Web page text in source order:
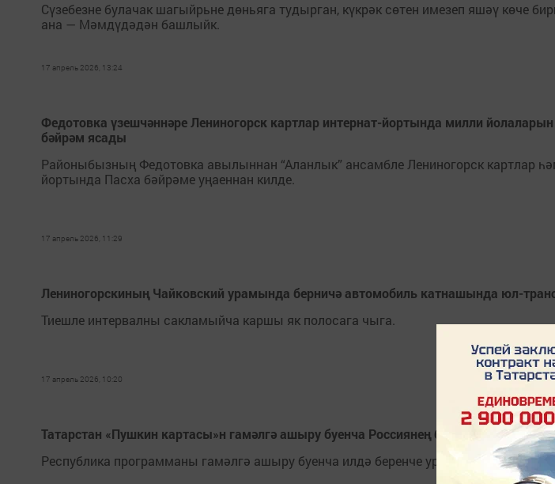
Сүзебезне булачак шагыйрьне дөньяга тудырган, күкрәк сөтен имезеп яшәү көче
ана — Мәмдүдәдән башлыйк.
17 апрель 2026, 13:24
Федотовка үзешчәннәре Лениногорск картлар интернат-йортында милли
бәйрәм ясады
Районыбызның Федотовка авылыннан “Аланлык” ансамбле Лениногорск картлар
йортында Пасха бәйрәме уңаеннан килде.
17 апрель 2026, 11:29
Лениногорскиның Чайковский урамында берничә автомобиль катнашында юл-
Тиешле интервалны сакламыйча каршы як полосага чыга.
17 апрель 2026, 10:20
Татарстан «Пушкин картасы»н гамәлгә ашыру буенча Россиянең барлык төбәкләрен
Республика программаны гамәлгә ашыру буенча илдә беренче урынны алды.